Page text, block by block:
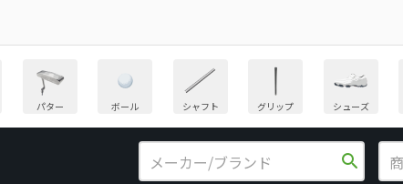
パター ボール シャフト グリップ シューズ
search